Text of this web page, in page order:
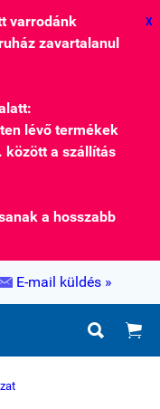
varrodánk
zavartalanul
lévő termékek
között a szállítás
a hosszabb
X
E-mail küldés »
 